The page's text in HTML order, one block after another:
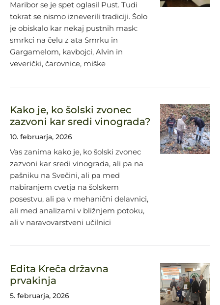
Maribor se je spet oglasil Pust. Tudi
tokrat se nismo izneverili tradiciji. Šolo
je obiskalo kar nekaj pustnih mask:
smrkci na čelu z ata Smrku in
Gargamelom, kavbojci, Alvin in
veverički, čarovnice, miške
Kako je, ko šolski zvonec
zazvoni kar sredi vinograda?
10. februarja, 2026
Vas zanima kako je, ko šolski zvonec
zazvoni kar sredi vinograda, ali pa na
pašniku na Svečini, ali pa med
nabiranjem cvetja na šolskem
posestvu, ali pa v mehanični delavnici,
ali med analizami v bližnjem potoku,
ali v naravovarstveni učilnici
Edita Kreča državna
prvakinja
5. februarja, 2026